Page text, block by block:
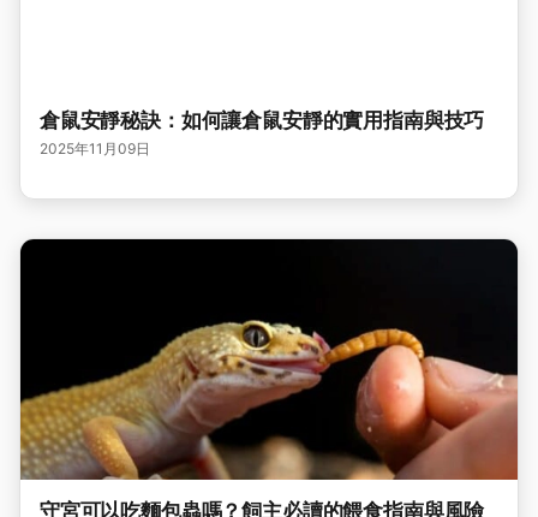
倉鼠安靜秘訣：如何讓倉鼠安靜的實用指南與技巧
2025年11月09日
守宮可以吃麵包蟲嗎？飼主必讀的餵食指南與風險